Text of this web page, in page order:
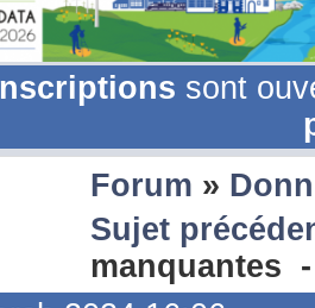
sont
Forum »
Sujet
manquantes